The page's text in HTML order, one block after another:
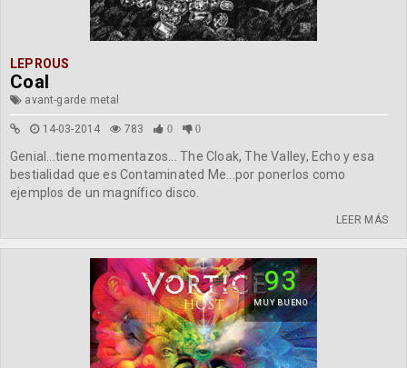
LEPROUS
Coal
avant-garde metal
14-03-2014 783 0 0
Genial...tiene momentazos... The Cloak, The Valley, Echo y esa
bestialidad que es Contaminated Me...por ponerlos como
ejemplos de un magnífico disco.
LEER MÁS
93
MUY BUENO